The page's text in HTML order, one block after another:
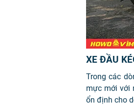
XE ĐẦU
Trong các
mực mới với
ổn định cho